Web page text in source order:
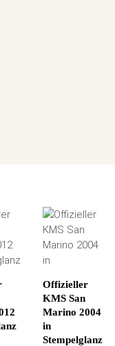
Offizieller
KMS San
Marino 2004
in
Stempelglanz